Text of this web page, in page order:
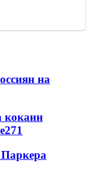
на
кокаин
271